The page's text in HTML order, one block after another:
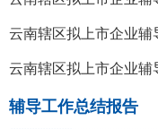
辅导工作总结报告